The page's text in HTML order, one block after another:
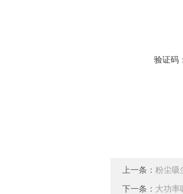
验证码
上一条： 粉尘吸
下一条： 大功率